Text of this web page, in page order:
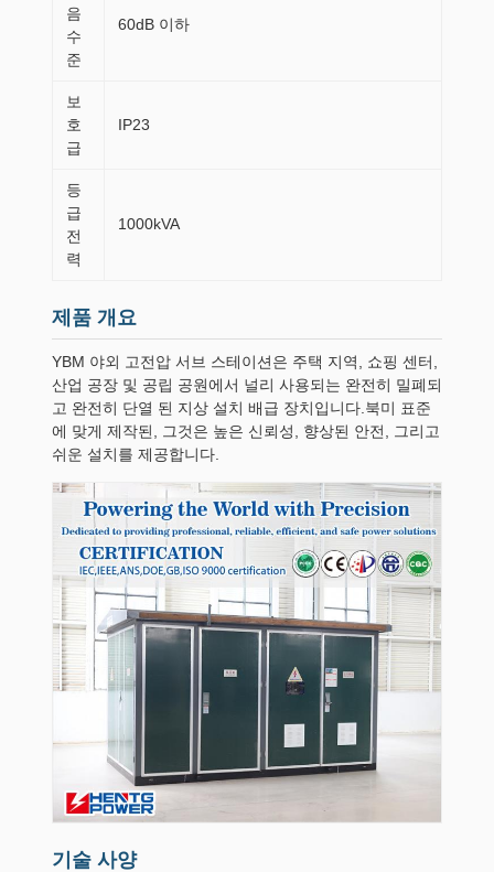
음
수
준
60dB 이하
보
호
급
IP23
등
급
전
력
1000kVA
제품 개요
YBM 야외 고전압 서브 스테이션은 주택 지역, 쇼핑 센터,
산업 공장 및 공립 공원에서 널리 사용되는 완전히 밀폐되
고 완전히 단열 된 지상 설치 배급 장치입니다.북미 표준
에 맞게 제작된, 그것은 높은 신뢰성, 향상된 안전, 그리고
쉬운 설치를 제공합니다.
기술 사양